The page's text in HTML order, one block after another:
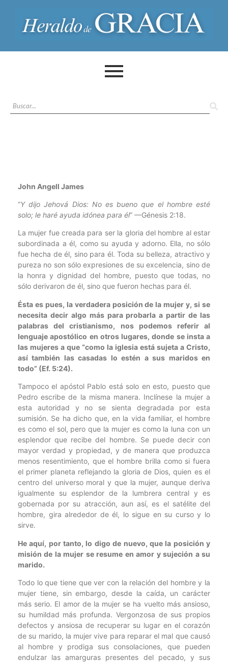
John Angell James
“Y dijo Jehová Dios: No es bueno que el hombre esté
solo; le haré ayuda idónea para él” —Génesis 2:18.
La mujer fue creada para ser la gloria del hombre al estar
subordinada a él, como su ayuda y adorno. Ella, no sólo
fue hecha de él, sino para él. Toda su belleza, atractivo y
pureza no son sólo expresiones de su excelencia, sino de
la honra y dignidad del hombre, puesto que todas, no
sólo derivaron de él, sino que fueron hechas para él.
Ésta es pues, la verdadera posición de la mujer y, si se
necesita decir algo más para probarla a partir de las
palabras del cristianismo, nos podemos referir al
lenguaje apostólico en otros lugares, donde se insta a
las mujeres a que “como la iglesia está sujeta a Cristo,
así también las casadas lo estén a sus maridos en
todo” (Ef. 5:24).
Tampoco el apóstol Pablo está solo en esto, puesto que
Pedro escribe de la misma manera. Inclínese la mujer a
esta autoridad y no se sienta degradada por esta
sumisión. Se ha dicho que, en la vida familiar, el hombre
es como el sol, pero que la mujer es como la luna con un
esplendor que recibe del hombre. Se puede decir con
mayor verdad y propiedad, y de manera que produzca
menos resentimiento, que el hombre brilla como si fuera
el primer planeta reflejando la gloria de Dios, quien es el
centro del universo moral y que la mujer, aunque deriva
igualmente su esplendor de la lumbrera central y es
gobernada por su atracción, aun así, es el satélite del
hombre, gira alrededor de él, lo sigue en su curso y lo
sirve.
He aquí, por tanto, lo digo de nuevo, que la posición y
misión de la mujer se resume en amor y sujeción a su
marido.
Todo lo que tiene que ver con la relación del hombre y la
mujer tiene, sin embargo, desde la caída, un carácter
más serio. El amor de la mujer se ha vuelto más ansioso,
su humildad más profunda. Vergonzosa de sus propios
defectos y ansiosa de recuperar su lugar en el corazón
de su marido, la mujer vive para reparar el mal que causó
al hombre y prodiga sus consolaciones, que pueden
endulzar las amarguras presentes del pecado, y sus